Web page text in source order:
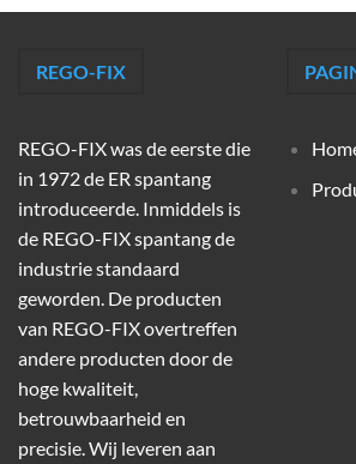
REGO-FIX
REGO-FIX was de eerste die
in 1972 de ER spantang
introduceerde. Inmiddels is
de REGO-FIX spantang de
industrie standaard
geworden. De producten
van REGO-FIX overtreffen
andere producten door de
hoge kwaliteit,
betrouwbaarheid en
precisie. Wij leveren aan